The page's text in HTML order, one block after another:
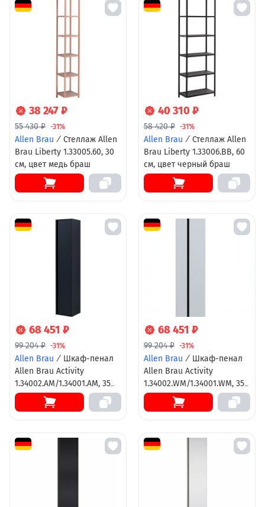
38 247 ₽
55 430 ₽ -31%
Allen Brau / Стеллаж Allen
Brau Liberty 1.33005.60, 30
см, цвет медь браш
40 310 ₽
58 420 ₽ -31%
Allen Brau / Стеллаж Allen
Brau Liberty 1.33006.BB, 60
см, цвет черный браш
68 451 ₽
99 204 ₽ -31%
Allen Brau / Шкаф-пенал
Allen Brau Activity
1.34002.AM/1.34001.AM, 35
см, подвесной, антрацит
матовый/черный браш,
68 451 ₽
99 204 ₽ -31%
Allen Brau / Шкаф-пенал
Allen Brau Activity
1.34002.WM/1.34001.WM, 35
см, с LED подсветкой,
подвесной, левый/правый,